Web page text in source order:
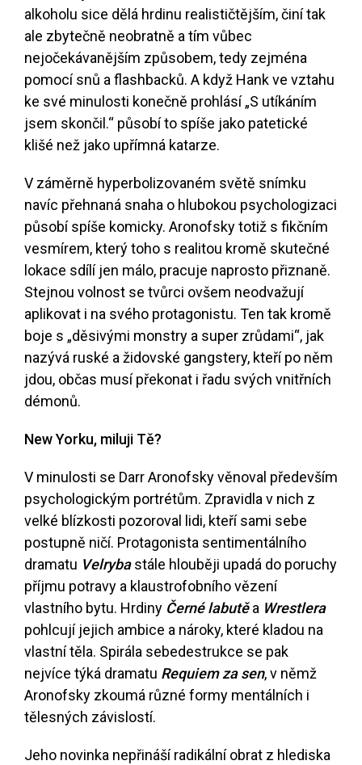
alkoholu sice dělá hrdinu realističtějším, činí tak
ale zbytečně neobratně a tím vůbec
nejočekávanějším způsobem, tedy zejména
pomocí snů a flashbacků. A když Hank ve vztahu
ke své minulosti konečně prohlásí „S utíkáním
jsem skončil.“ působí to spíše jako patetické
klišé než jako upřímná katarze.
V záměrně hyperbolizovaném světě snímku
navíc přehnaná snaha o hlubokou psychologizaci
působí spíše komicky. Aronofsky totiž s fikčním
vesmírem, který toho s realitou kromě skutečné
lokace sdílí jen málo, pracuje naprosto přiznaně.
Stejnou volnost se tvůrci ovšem neodvažují
aplikovat i na svého protagonistu. Ten tak kromě
boje s „děsivými monstry a super zrůdami“, jak
nazývá ruské a židovské gangstery, kteří po něm
jdou, občas musí překonat i řadu svých vnitřních
démonů.
New Yorku, miluji Tě?
V minulosti se Darr Aronofsky věnoval především
psychologickým portrétům. Zpravidla v nich z
velké blízkosti pozoroval lidi, kteří sami sebe
postupně ničí. Protagonista sentimentálního
dramatu Velryba stále hlouběji upadá do poruchy
příjmu potravy a klaustrofobního vězení
vlastního bytu. Hrdiny Černé labutě a Wrestlera
pohlcují jejich ambice a nároky, které kladou na
vlastní těla. Spirála sebedestrukce se pak
nejvíce týká dramatu Requiem za sen, v němž
Aronofsky zkoumá různé formy mentálních i
tělesných závislostí.
Jeho novinka nepřináší radikální obrat z hlediska